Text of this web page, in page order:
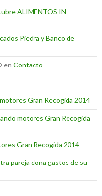
ALIMENTOS IN
Piedra y Banco de
en Contacto
Gran Recogida 2014
motores Gran Recogida
Gran Recogida 2014
pareja dona gastos de su